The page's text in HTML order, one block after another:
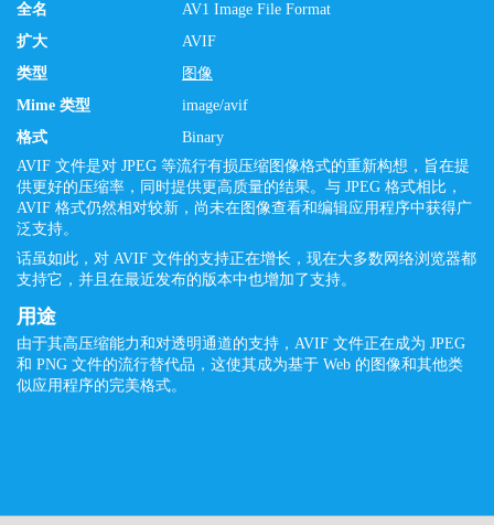
全名
AV1 Image File Format
扩大
AVIF
类型
图像
Mime 类型
image/avif
格式
Binary
AVIF 文件是对 JPEG 等流行有损压缩图像格式的重新构想，旨在提
供更好的压缩率，同时提供更高质量的结果。与 JPEG 格式相比，
AVIF 格式仍然相对较新，尚未在图像查看和编辑应用程序中获得广
泛支持。
话虽如此，对 AVIF 文件的支持正在增长，现在大多数网络浏览器都
支持它，并且在最近发布的版本中也增加了支持。
用途
由于其高压缩能力和对透明通道的支持，AVIF 文件正在成为 JPEG
和 PNG 文件的流行替代品，这使其成为基于 Web 的图像和其他类
似应用程序的完美格式。